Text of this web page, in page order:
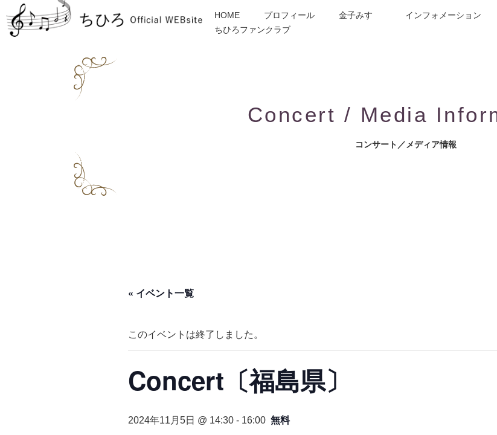
HOME プロフィール 金子みすゞ インフォメーション
ちひろファンクラブ
Concert / Media
コンサート／メディア情報
« イベント一覧
このイベントは終了しました。
Concert〔福島県〕
2024年11月5日 @ 14:30 - 16:00 無料